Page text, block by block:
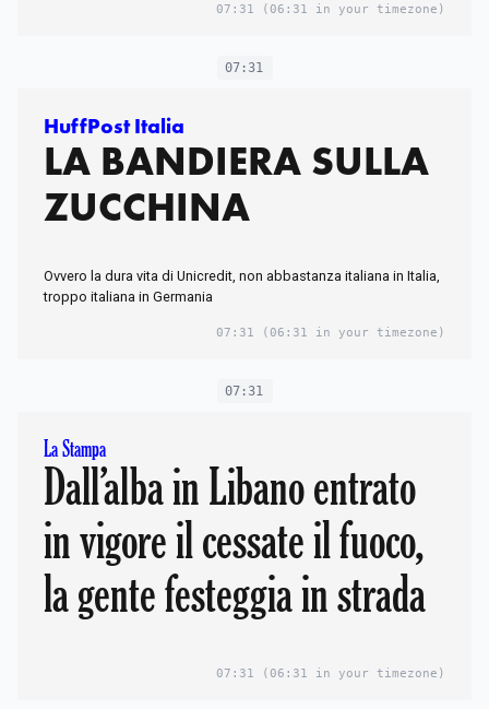
07:31 (06:31 in your timezone)
07:31
HuffPost Italia
LA BANDIERA SULLA
ZUCCHINA
Ovvero la dura vita di Unicredit, non abbastanza italiana in Italia,
troppo italiana in Germania
07:31 (06:31 in your timezone)
07:31
La Stampa
Dall’alba in Libano entrato
in vigore il cessate il fuoco,
la gente festeggia in strada
07:31 (06:31 in your timezone)